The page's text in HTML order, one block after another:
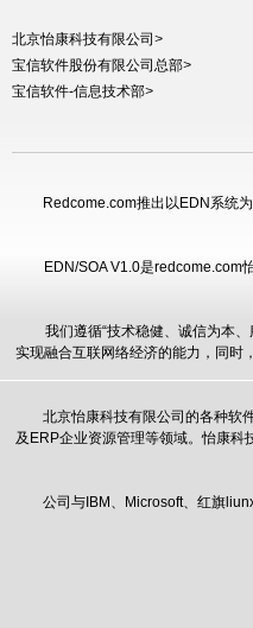
北京怡康科技有限公司 >
宝信软件股份有限公司总部>
宝信软件-信息技术部>
Redcome.com推出以EDN系统为
EDN/SOA V1.0是redcome.com怡
我们遵循“技术稳健、诚信为本、
实现融合互联网络经济的能力，同时
北京怡康科技有限公司的各种软件
及ERP企业资源管理等领域。怡康科
公司与IBM、Microsoft、红旗liunx